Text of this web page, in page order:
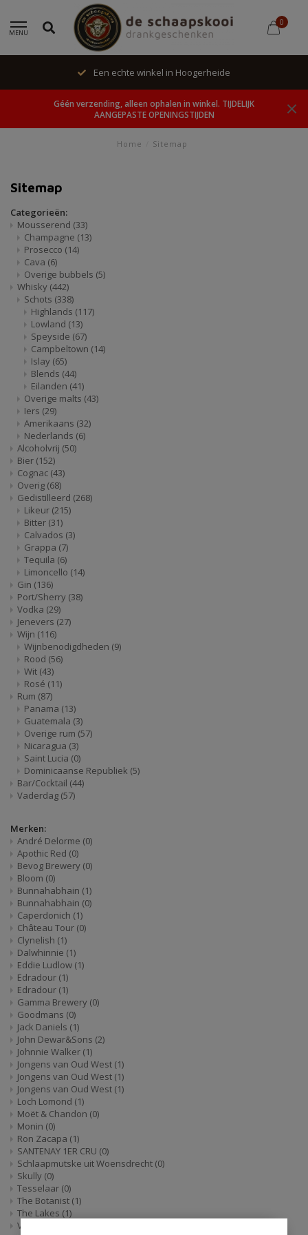
MENU
0
Een echte winkel in Hoogerheide
Géén verzending, alleen ophalen in winkel. TIJDELIJK
AANGEPASTE OPENINGSTIJDEN
Home Sitemap
Sitemap
Categorieën:
Mousserend (33)
Champagne (13)
Prosecco (14)
Cava (6)
Overige bubbels (5)
Whisky (442)
Schots (338)
Highlands (117)
Lowland (13)
Speyside (67)
Campbeltown (14)
Islay (65)
Blends (44)
Eilanden (41)
Overige malts (43)
Iers (29)
Amerikaans (32)
Nederlands (6)
Alcoholvrij (50)
Bier (152)
Cognac (43)
Overig (68)
Gedistilleerd (268)
Likeur (215)
Bitter (31)
Calvados (3)
Grappa (7)
Tequila (6)
Limoncello (14)
Gin (136)
Port/Sherry (38)
Vodka (29)
Jenevers (27)
Wijn (116)
Wijnbenodigdheden (9)
Rood (56)
Wit (43)
Rosé (11)
Rum (87)
Panama (13)
Guatemala (3)
Overige rum (57)
Nicaragua (3)
Saint Lucia (0)
Dominicaanse Republiek (5)
Bar/Cocktail (44)
Vaderdag (57)
Merken:
André Delorme (0)
Apothic Red (0)
Bevog Brewery (0)
Bloom (0)
Bunnahabhain (1)
Bunnahabhain (0)
Caperdonich (1)
Château Tour (0)
Clynelish (1)
Dalwhinnie (1)
Eddie Ludlow (1)
Edradour (1)
Edradour (1)
Gamma Brewery (0)
Goodmans (0)
Jack Daniels (1)
John Dewar&Sons (2)
Johnnie Walker (1)
Jongens van Oud West (1)
Jongens van Oud West (1)
Jongens van Oud West (1)
Loch Lomond (1)
Moët & Chandon (0)
Monin (0)
Ron Zacapa (1)
SANTENAY 1ER CRU (0)
Schlaapmutske uit Woensdrecht (0)
Skully (0)
Tesselaar (0)
The Botanist (1)
The Lakes (1)
Vacucin